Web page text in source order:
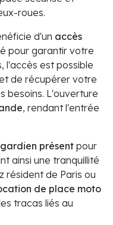
roues.
d'un accès
pour garantir votre
l'accès est possible
de récupérer votre
besoins. L'ouverture
, rendant l'entrée
gardien présent pour
ainsi une tranquillité
résident de Paris ou
de place moto
tracas liés au